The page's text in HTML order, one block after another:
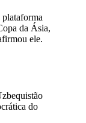
da Ásia,
ele.
do